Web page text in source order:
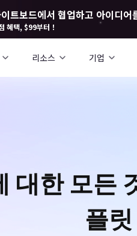
보드에서 협업하고 아이디어
혜택, $99부터！
리소스 기업
대한 모든
플